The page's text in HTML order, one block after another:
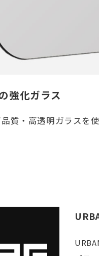
強化ガラス
質・高透明ガラスを